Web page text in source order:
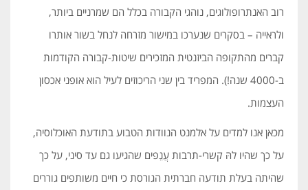
רוב האנתרופולוגים, נוהגי הקבורה בכלל הם שמרניים ביותר,
ולראייה – בסקרים שנערכו במישור מזרחה לנחל בשור אותרו
קברים מהתקופה הביזנטית המזכירים שיטות-קבורה הקודמות
ב-4000 שנה!). המפריד בין שני הריכוזים לעיל הוא אופני אכסון
העצמות.
מכאן אנו למדים על אלמנט הנוודות הטבוע בתודעת האוכלוסיה,
על כך שהיו להּ קשרי-תרבות עֲנֵפים שהגיעו גם עד סיני, על כך
שהיתה בעלת תודעה חברתית הגורסת כי חיים משותפים גוררים